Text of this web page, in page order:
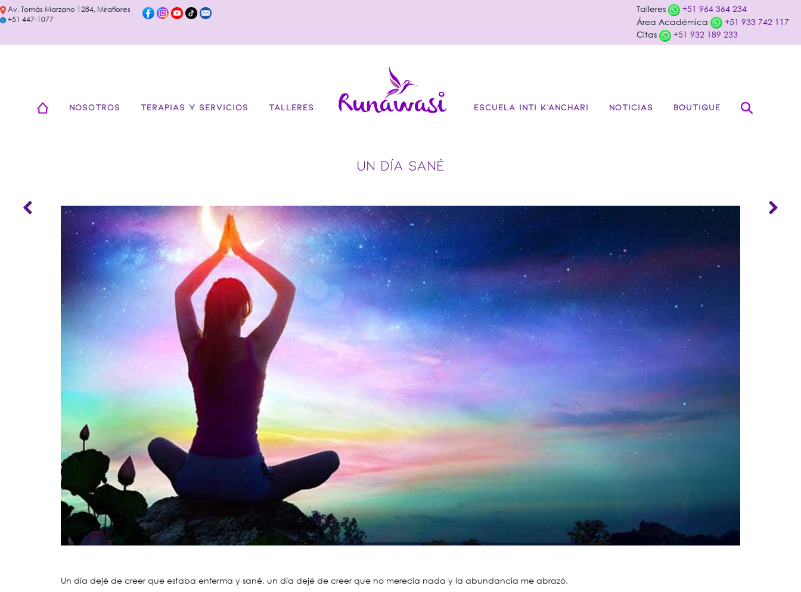
Av. Tomás Marzano 1284, Miraflores
+51 447-1077
Talleres
+51 964 364 234
Área Académica
+51 933 742 117
Citas
+51 932 189 233
NOSOTROS TERAPIAS Y SERVICIOS TALLERES ESCUELA INTI K’ANCHARI NOTICIAS BOUTIQUE
UN DÍA SANÉ
Un día dejé de creer que estaba enferma y sané, un día dejé de creer que no merecía nada y la abundancia me abrazó.